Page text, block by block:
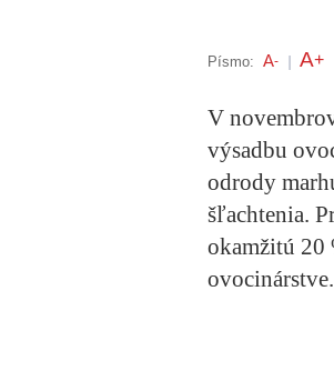
Písmo: A- A+
V
výsadbu
odrody
šľachtenia.
okamžitú 20
ovocinárstve.